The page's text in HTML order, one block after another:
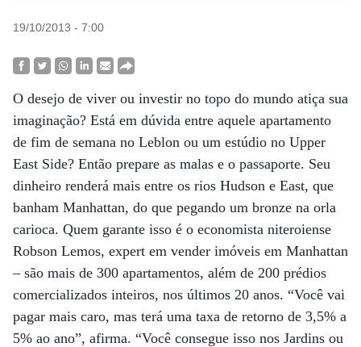
19/10/2013 - 7:00
O desejo de viver ou investir no topo do mundo atiça sua
imaginação? Está em dúvida entre aquele apartamento
de fim de semana no Leblon ou um estúdio no Upper
East Side? Então prepare as malas e o passaporte. Seu
dinheiro renderá mais entre os rios Hudson e East, que
banham Manhattan, do que pegando um bronze na orla
carioca. Quem garante isso é o economista niteroiense
Robson Lemos, expert em vender imóveis em Manhattan
– são mais de 300 apartamentos, além de 200 prédios
comercializados inteiros, nos últimos 20 anos. “Você vai
pagar mais caro, mas terá uma taxa de retorno de 3,5% a
5% ao ano”, afirma. “Você consegue isso nos Jardins ou